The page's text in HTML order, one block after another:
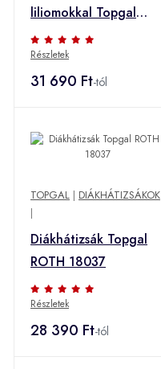
liliomokkal Topgal
SURI 23022
Részletek
31 690 Ft-tól
TOPGAL | DIÁKHÁTIZSÁKOK
|
Diákhátizsák Topgal
ROTH 18037
Részletek
28 390 Ft-tól